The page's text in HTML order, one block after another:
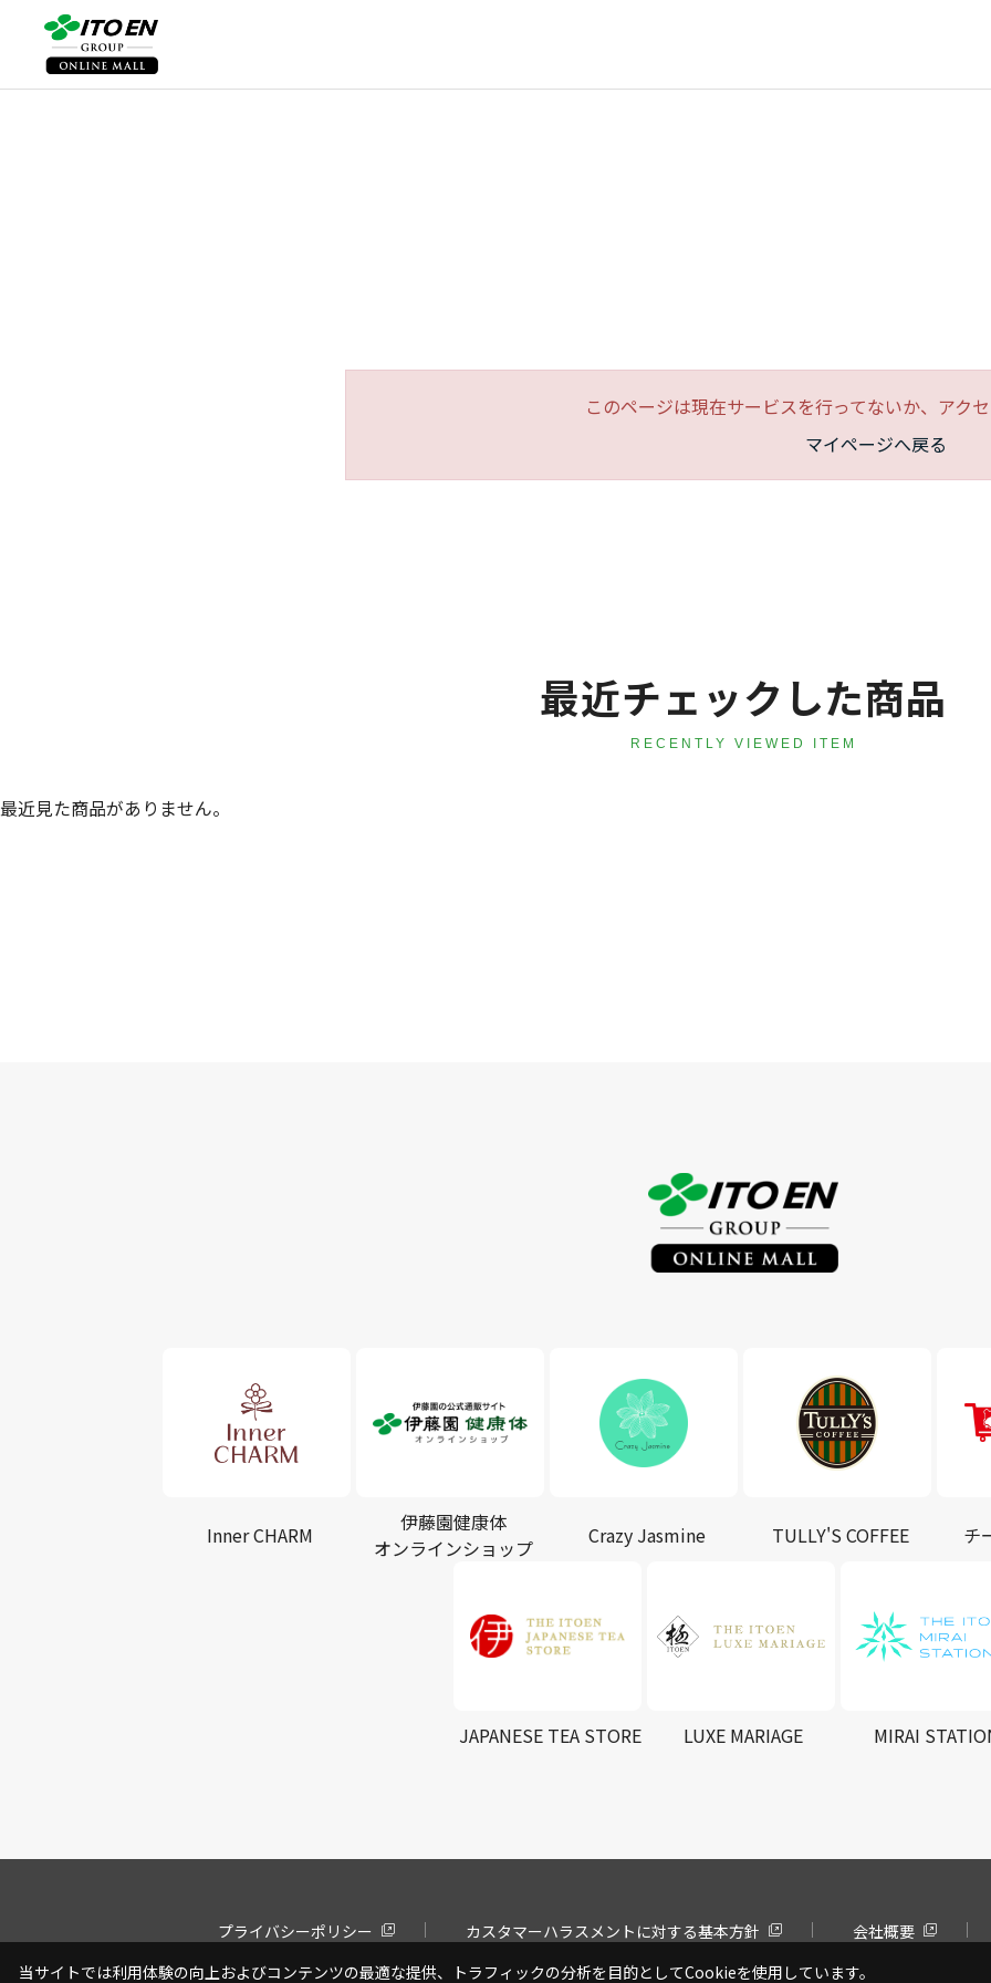
このページは現在サービスを行ってないか、アク
マイページへ戻る
最近チェックした商品
RECENTLY VIEWED ITEM
最近見た商品がありません。
Inner CHARM
伊藤園健康体
オンラインショップ
Crazy Jasmine TULLY'S COFFEE チ
JAPANESE TEA STORE LUXE MARIAGE MIRAI
プライバシーポリシー カスタマーハラスメントに対する基本方針
会社概要
当サイトでは利用体験の向上およびコンテンツの最適な提供、トラフィックの分析を目的としてCookieを使用しています。